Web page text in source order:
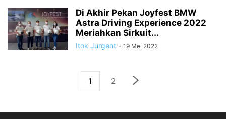
Di Akhir Pekan Joyfest BMW
Astra Driving Experience 2022
Meriahkan Sirkuit...
Itok Jurgent - 19 Mei 2022
1 2